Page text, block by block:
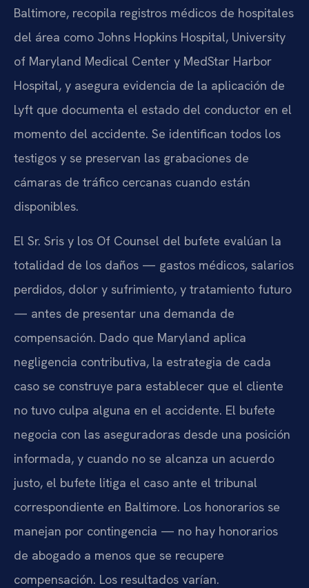
Baltimore, recopila registros médicos de hospitales
del área como Johns Hopkins Hospital, University
of Maryland Medical Center y MedStar Harbor
Hospital, y asegura evidencia de la aplicación de
Lyft que documenta el estado del conductor en el
momento del accidente. Se identifican todos los
testigos y se preservan las grabaciones de
cámaras de tráfico cercanas cuando están
disponibles.
El Sr. Sris y los Of Counsel del bufete evalúan la
totalidad de los daños — gastos médicos, salarios
perdidos, dolor y sufrimiento, y tratamiento futuro
— antes de presentar una demanda de
compensación. Dado que Maryland aplica
negligencia contributiva, la estrategia de cada
caso se construye para establecer que el cliente
no tuvo culpa alguna en el accidente. El bufete
negocia con las aseguradoras desde una posición
informada, y cuando no se alcanza un acuerdo
justo, el bufete litiga el caso ante el tribunal
correspondiente en Baltimore. Los honorarios se
manejan por contingencia — no hay honorarios
de abogado a menos que se recupere
compensación. Los resultados varían.